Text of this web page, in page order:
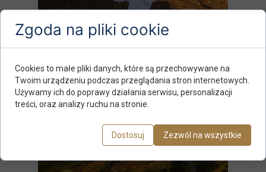
Zgoda na pliki cookie
Cookies to małe pliki danych, które są przechowywane na
Twoim urządzeniu podczas przeglądania stron internetowych.
Używamy ich do poprawy działania serwisu, personalizacji
treści, oraz analizy ruchu na stronie.
Dostosuj Zezwól na wszystkie